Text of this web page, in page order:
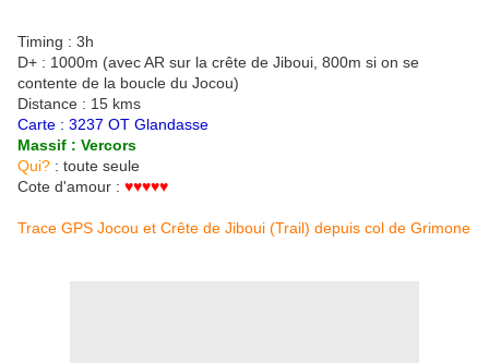
Timing : 3h
D+ : 1000m (avec AR sur la crête de Jiboui, 800m si on se
contente de la boucle du Jocou)
Distance : 15 kms
Carte : 3237 OT Glandasse
Massif : Vercors
Qui? : toute seule
Cote d'amour : ♥♥♥♥♥
Trace GPS Jocou et Crête de Jiboui (Trail) depuis col de Grimone